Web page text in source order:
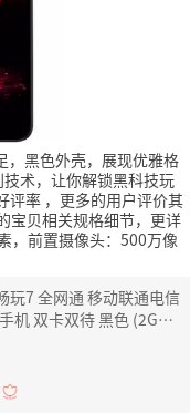
，黑色外壳，展现优雅格
术，让你解锁黑科技玩
评率 ，更多的用户评价其
宝贝相关规格细节，更详
，前置摄像头：500万像
玩7 全网通 移动联通电信
机 双卡双待 黑色 (2G